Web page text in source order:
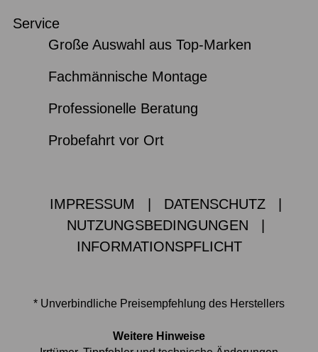
Service
Große Auswahl aus Top-Marken
Fachmännische Montage
Professionelle Beratung
Probefahrt vor Ort
IMPRESSUM DATENSCHUTZ
NUTZUNGSBEDINGUNGEN
INFORMATIONSPFLICHT
* Unverbindliche Preisempfehlung des Herstellers
Weitere Hinweise